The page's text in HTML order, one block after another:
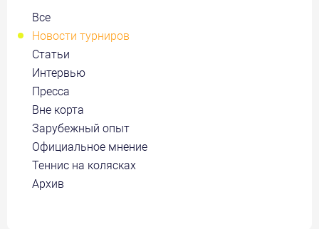
Все
Новости турниров
Статьи
Интервью
Пресса
Вне корта
Зарубежный опыт
Официальное мнение
Теннис на колясках
Архив